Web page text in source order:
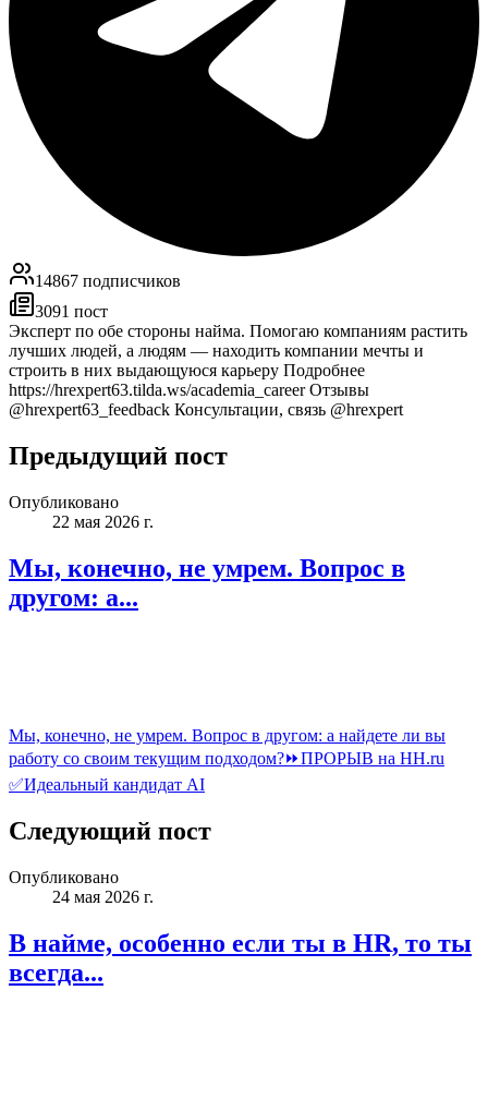
14867 подписчиков
3091 пост
Эксперт по обе стороны найма. Помогаю компаниям растить
лучших людей, а людям — находить компании мечты и
строить в них выдающуюся карьеру Подробнее
https://hrexpert63.tilda.ws/academia_career Отзывы
@hrexpert63_feedback Консультации, связь @hrexpert
Предыдущий пост
Опубликовано
22 мая 2026 г.
Мы, конечно, не умрем. Вопрос в
другом: а...
Мы, конечно, не умрем. Вопрос в другом: а найдете ли вы
работу со своим текущим подходом?⏩ПРОРЫВ на HH.ru
✅Идеальный кандидат AI
Следующий пост
Опубликовано
24 мая 2026 г.
В найме, особенно если ты в HR, то ты
всегда...